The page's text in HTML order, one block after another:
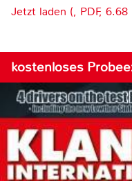
Jetzt laden (, PDF, 6.68
kostenloses